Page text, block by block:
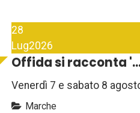
28
Lug2026
Offida si racconta
Venerdì 7 e sabato 8
Marche